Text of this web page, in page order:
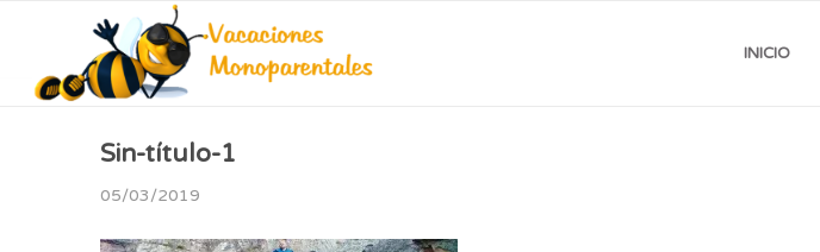
INICIO
Sin-título-1
05/03/2019